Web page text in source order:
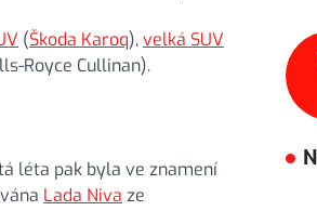
(Škoda Karoq),velká SUV
Royce Cullinan).
léta pak byla ve znamení
Lada Niva ze